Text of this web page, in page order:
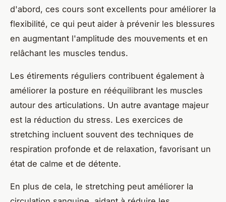
d'abord, ces cours sont excellents pour améliorer la
flexibilité, ce qui peut aider à prévenir les blessures
en augmentant l'amplitude des mouvements et en
relâchant les muscles tendus.
Les étirements réguliers contribuent également à
améliorer la posture en rééquilibrant les muscles
autour des articulations. Un autre avantage majeur
est la réduction du stress. Les exercices de
stretching incluent souvent des techniques de
respiration profonde et de relaxation, favorisant un
état de calme et de détente.
En plus de cela, le stretching peut améliorer la